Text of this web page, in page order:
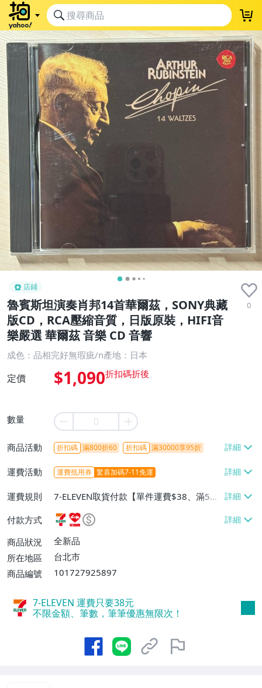
店鋪
魯賓斯坦演奏肖邦14首華爾茲，SONY典藏
版CD，RCA壓縮音質，日版原裝，HIFI音
樂嚴選 華爾茲 音樂 CD 音響
0
成色：品相完好無瑕疵/n產地：日本
定價 $1,090
數量
商品活動 折扣碼 滿800折60 折扣碼 滿30000享95折
運費活動 運費抵用券 驚喜加碼7-11免運
運費規則
7-ELEVEN取貨付款【單件運費$38、滿5件
或消費滿$1298免運費】、7-ELEVEN取貨
不付款【免運費】、萊爾富取貨付款【單件
運費$60、滿5件或消費滿$1298免運
費】、宅配/貨運【單件運費$120、滿5件
付款方式
商品狀況
全新品
所在地區
台北市
商品編號
101727925897
7-ELEVEN 運費只要38元
不限金額、筆數，筆筆優惠無限次！